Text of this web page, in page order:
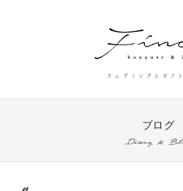
ウェディングとギフ
ブログ
Diary &